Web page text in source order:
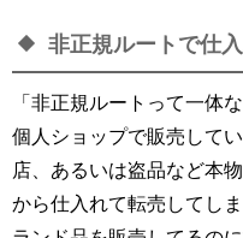
非正規ルートで仕
「非正規ルートって一体
個人ショップで販売して
店、あるいは盗品など本
から仕入れて転売してし